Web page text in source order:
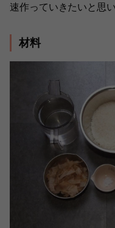
速作っていきたいと思
材料